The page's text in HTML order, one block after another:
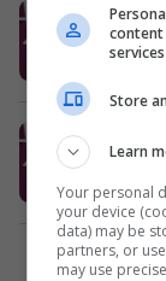
content
Store
Learn
Your personal
your device
data) may be
partners, or
may use